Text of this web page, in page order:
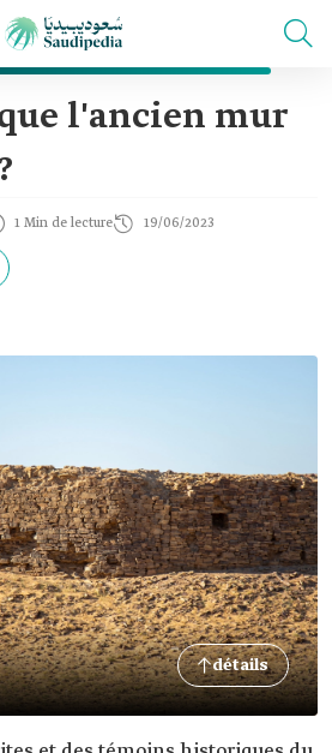
l'ancien mur
1 Min de lecture 19/06/2023
détails